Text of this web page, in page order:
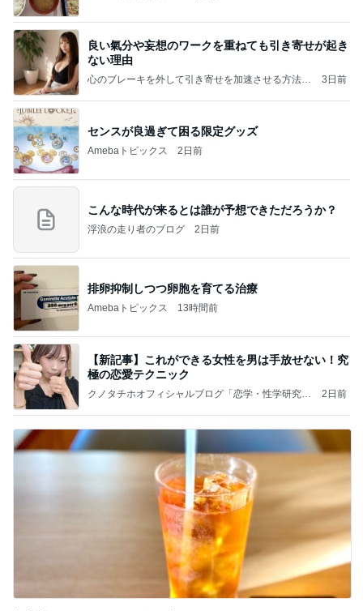
良い氣分や妄想のワークを重ねても引き寄せが起き
ない理由
心のブレーキを外して引き寄せを加速させる方法：
3日前
センスが良過ぎて困る限定グッズ
Amebaトピックス 2日前
こんな時代が来るとは誰が予想できただろうか？
浮浪の走り者のブログ 2日前
排卵抑制しつつ卵胞を育てる治療
Amebaトピックス 13時間前
【新記事】これができる女性を男は手放せない！究
極の恋愛テクニック
クノタチホオフィシャルブログ「恋学・性学研究
2日前